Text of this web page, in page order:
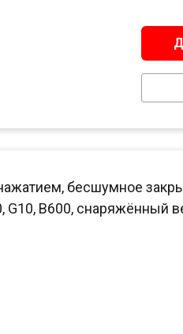
бесшумное
B600, снаряжённый